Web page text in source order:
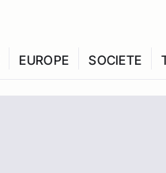
EUROPE SOCIETE